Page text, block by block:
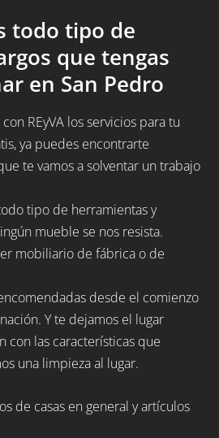
todo tipo de
que tengas
en San Pedro
REyVA los servicios para tu
ya puedes encontrarte
te vamos a solventar un trabajo
tipo de herramientas y
mueble se nos resista.
mobiliario de fábrica o de
desde el comienzo
Y te dejamos el lugar
con las características que
una limpieza al lugar.
de casas en general y artículos